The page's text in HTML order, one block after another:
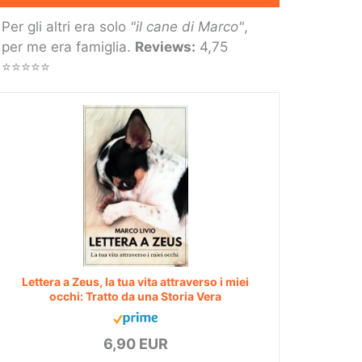
Per gli altri era solo "il cane di Marco",
per me era famiglia. Reviews: 4,75
⭐⭐⭐⭐⭐
Lettera a Zeus, la tua vita attraverso i miei
occhi: Tratto da una Storia Vera
6,90 EUR